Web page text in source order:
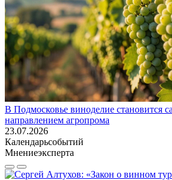
В Подмосковье виноделие становится
направлением агропрома
23.07.2026
Календарьсобытий
Мнениеэксперта